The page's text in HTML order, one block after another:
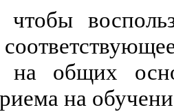
на общих
на